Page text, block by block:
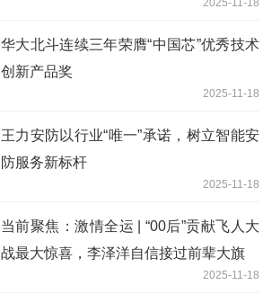
2025-11-18
华大北斗连续三年荣膺“中国芯”优秀技术
创新产品奖
2025-11-18
王力安防以行业“唯一”承诺，树立智能安
防服务新标杆
2025-11-18
当前聚焦：激情全运 | “00后”贡献飞人大
战最大惊喜，李泽洋自信接过前辈大旗
2025-11-18